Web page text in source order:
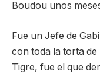
Boudou unos
Fue un Jefe de
con toda la torta de
Tigre, fue el que